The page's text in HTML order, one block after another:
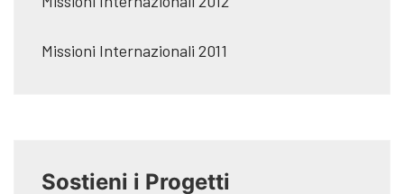
Missioni Internazionali 2011
Sostieni i Progetti